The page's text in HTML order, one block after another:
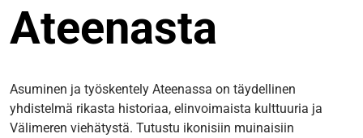
Ateenasta
Asuminen ja työskentely Ateenassa on täydellinen
yhdistelmä rikasta historiaa, elinvoimaista kulttuuria ja
Välimeren viehätystä. Tutustu ikonisiin muinaisiin